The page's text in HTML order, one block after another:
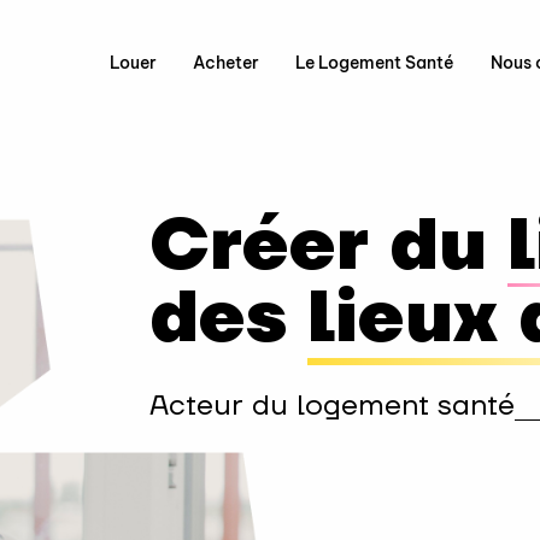
Louer Acheter Le Logement Santé Nous
Créer du
des lieux
Acteur du logement santé